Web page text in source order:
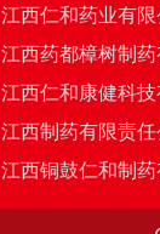
江西仁和药业有限
江西药都樟树制
江西仁和康健科
江西制药有限责任
江西铜鼓仁和制